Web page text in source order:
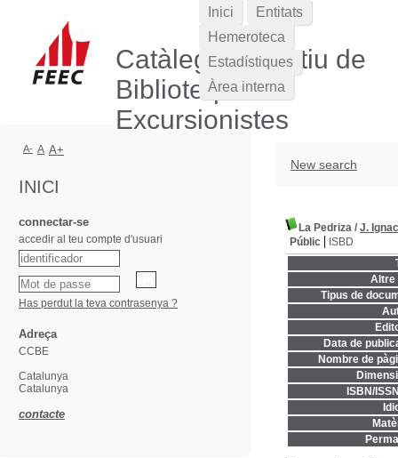
Catàleg Col·lectiu de
Biblioteques
Excursionistes
New search
La Pedriza / J.
Públic
ISBD
Altre
Tipus de
Data de
Nombre de
ISBN/
Inici
Entitats
Hemeroteca
Estadístiques
Àrea interna
A- A A+
INICI
connectar-se
accedir al teu compte d'usuari
Has perdut la teva contrasenya ?
Adreça
CCBE
Catalunya
Catalunya
contacte